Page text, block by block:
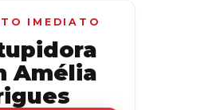
IMEDIATO
Amélia